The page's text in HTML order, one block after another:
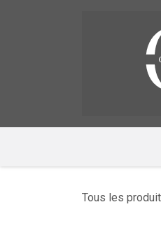
Tous les